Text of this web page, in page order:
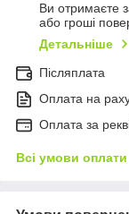
Ви отримаєте
або гроші
Детальніше
Післяплата
Оплата на
Оплата за
Всі умови оплати